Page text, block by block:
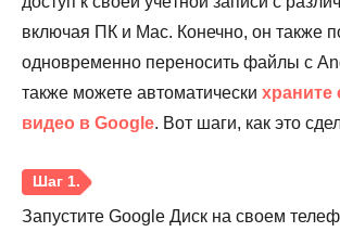
Шаг 2.
включая ПК и Mac. Конечно, он также
одновременно переносить файлы с
также можете автоматически храните
видео в Google. Вот шаги, как это
Запустите Google Диск на своем